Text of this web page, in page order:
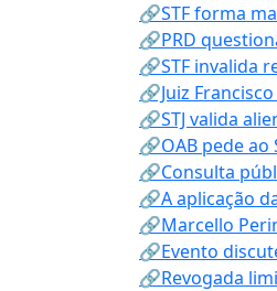
🔗STF forma
🔗PRD
🔗STF invalida
🔗Juiz
🔗STJ valida
🔗OAB pede
🔗Consulta
🔗A aplicação
🔗Marcello
🔗Evento
🔗Revogada